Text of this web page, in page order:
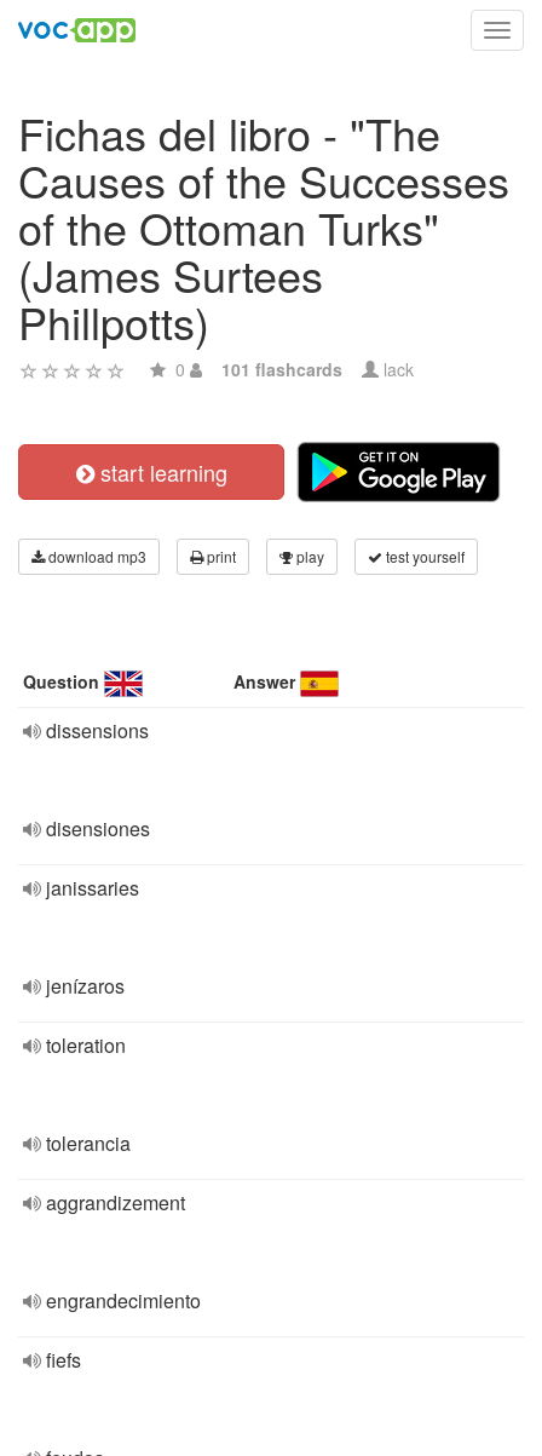
Fichas del libro - "The
Causes of the Successes
of the Ottoman Turks"
(James Surtees
Phillpotts)
0 101 flashcards lack
start learning
download mp3 print play test yourself
Question Answer
dissensions
disensiones
janissaries
jenízaros
toleration
tolerancia
aggrandizement
engrandecimiento
fiefs